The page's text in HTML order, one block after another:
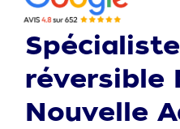
réversible
Nouvelle